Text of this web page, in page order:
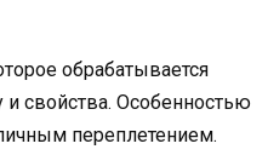
обрабатывается
свойства. Особенностью
переплетением.